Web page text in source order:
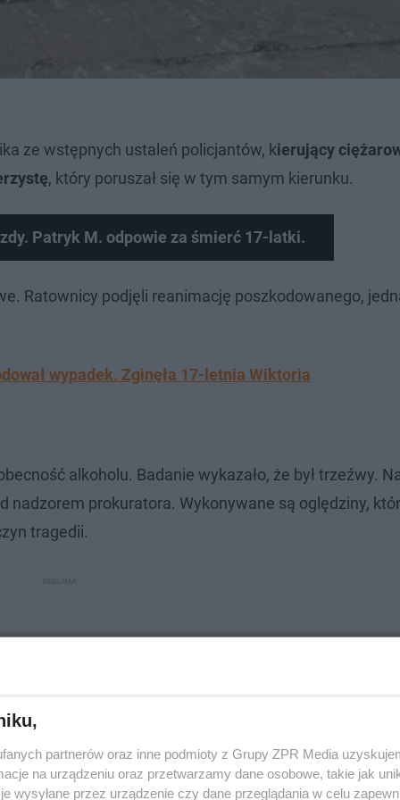
ze wstępnych ustaleń policjantów, kierujący
, który poruszał się w tym samym kierunku.
Patryk M. odpowie za śmierć 17-latki.
Ratownicy podjęli reanimację poszkodowanego,
wypadek. Zginęła 17-letnia Wiktoria
alkoholu. Badanie wykazało, że był trzeźwy.
prokuratora. Wykonywane są oględziny,
tragedii.
partnerów oraz inne podmioty z Grupy ZPR Media
na urządzeniu oraz przetwarzamy dane osobowe, takie jak
wysyłane przez urządzenie czy dane przeglądania w celu